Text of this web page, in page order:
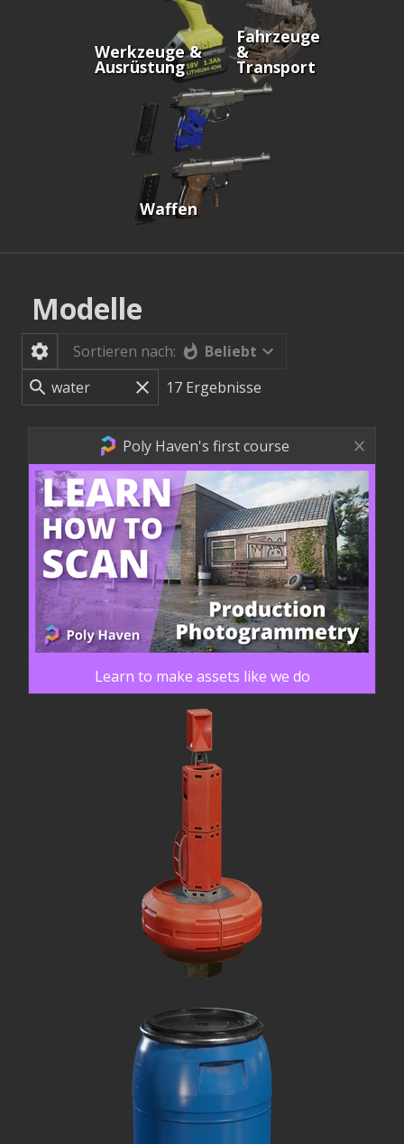
Werkzeuge &
Ausrüstung
Fahrzeuge
&
Transport
Waffen
Modelle
Sortieren nach:
Beliebt
17 Ergebnisse
Poly Haven's first course
Learn to make assets like we do